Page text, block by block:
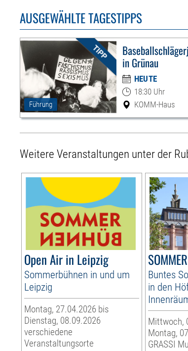
AUSGEWÄHLTE TAGESTIPPS
Führung
in Grünau
HEUTE
18:30 Uhr
KOMM-Haus
Weitere Veranstaltungen unter der
Open Air in Leipzig
Sommerbühnen in und um
Leipzig
Montag, 27.04.2026 bis
Dienstag, 08.09.2026
verschiedene
Veranstaltungsorte
Buntes
in den
Mittwoch,
Montag,
GRASSI